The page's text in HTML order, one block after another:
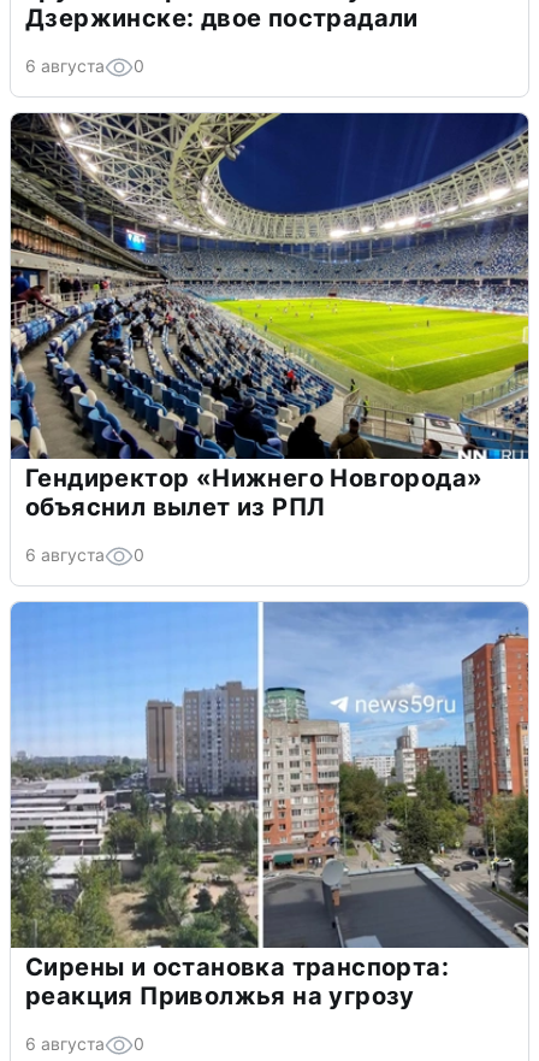
Дзержинске: двое пострадали
6 августа 0
Гендиректор «Нижнего Новгорода»
объяснил вылет из РПЛ
6 августа 0
Сирены и остановка транспорта:
реакция Приволжья на угрозу
6 августа 0